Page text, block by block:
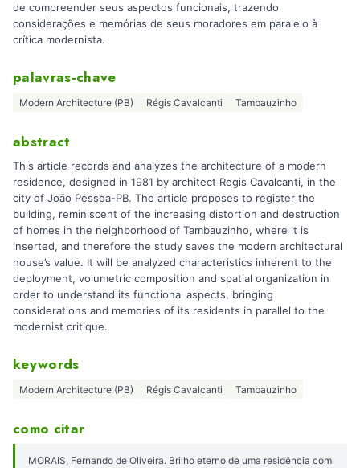
de compreender seus aspectos funcionais, trazendo
considerações e memórias de seus moradores em paralelo à
crítica modernista.
palavras-chave
Modern Architecture (PB) Régis Cavalcanti Tambauzinho
abstract
This article records and analyzes the architecture of a modern
residence, designed in 1981 by architect Regis Cavalcanti, in the
city of João Pessoa-PB. The article proposes to register the
building, reminiscent of the increasing distortion and destruction
of homes in the neighborhood of Tambauzinho, where it is
inserted, and therefore the study saves the modern architectural
house’s value. It will be analyzed characteristics inherent to the
deployment, volumetric composition and spatial organization in
order to understand its functional aspects, bringing
considerations and memories of its residents in parallel to the
modernist critique.
keywords
Modern Architecture (PB) Régis Cavalcanti Tambauzinho
como citar
MORAIS, Fernando de Oliveira. Brilho eterno de uma residência com